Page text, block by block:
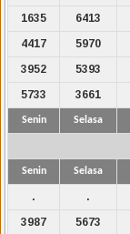
1635
6413
4417
5970
3952
5393
5733
3661
Senin Selasa
Senin Selasa
. .
3987
5673